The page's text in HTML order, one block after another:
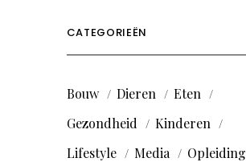
CATEGORIEËN
Bouw Dieren
Eten
Gezondheid
Kinderen
Lifestyle
Media
Opleiding